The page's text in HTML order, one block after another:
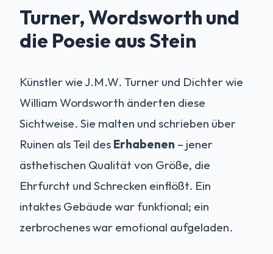
Turner, Wordsworth und
die Poesie aus Stein
Künstler wie J.M.W. Turner und Dichter wie
William Wordsworth änderten diese
Sichtweise. Sie malten und schrieben über
Ruinen als Teil des Erhabenen – jener
ästhetischen Qualität von Größe, die
Ehrfurcht und Schrecken einflößt. Ein
intaktes Gebäude war funktional; ein
zerbrochenes war emotional aufgeladen.